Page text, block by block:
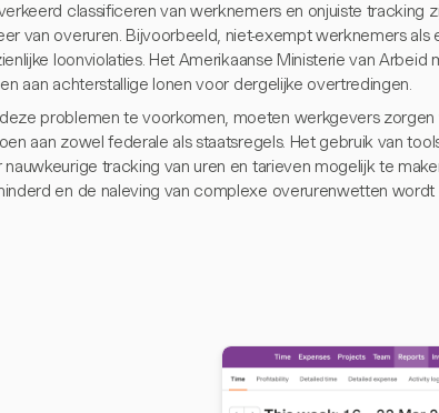
classificeren van werknemers en onjuiste tracking
van overuren. Bijvoorbeeld, niet-exempt werknemers
loonviolaties. Het Amerikaanse Ministerie van
aan achterstallige lonen voor dergelijke overtredingen.
problemen te voorkomen, moeten werkgevers
aan zowel federale als staatsregels. Het gebruik van
nauwkeurige tracking van uren en tarieven mogelijk te
en de naleving van complexe overurenwetten wordt